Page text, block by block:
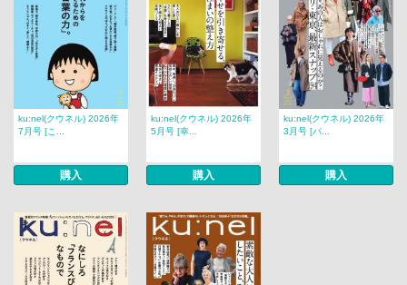
ku:nel(クウネル) 2026年
7月号 [こ...
購入
ku:nel(クウネル) 2026年
5月号 [幸...
購入
ku:nel(クウネル) 2026年
3月号 [パ...
購入